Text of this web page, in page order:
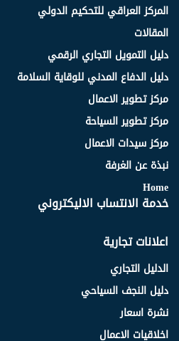
المركز العراقي للتحكيم الدولي
المقالات
دليل التمويل التجاري الرقمي
دليل الدفاع المدني للوقاية السلامة
مركز تطوير الاعمال
مركز تطوير السياحة
مركز سيدات الاعمال
نبذة عن الغرفة
Home
خدمة الانتساب الاليكتروني
اعلانات تجارية
الدليل التجاري
دليل النجف السياحي
نشرة اسعار
اخلاقيات الاعمال